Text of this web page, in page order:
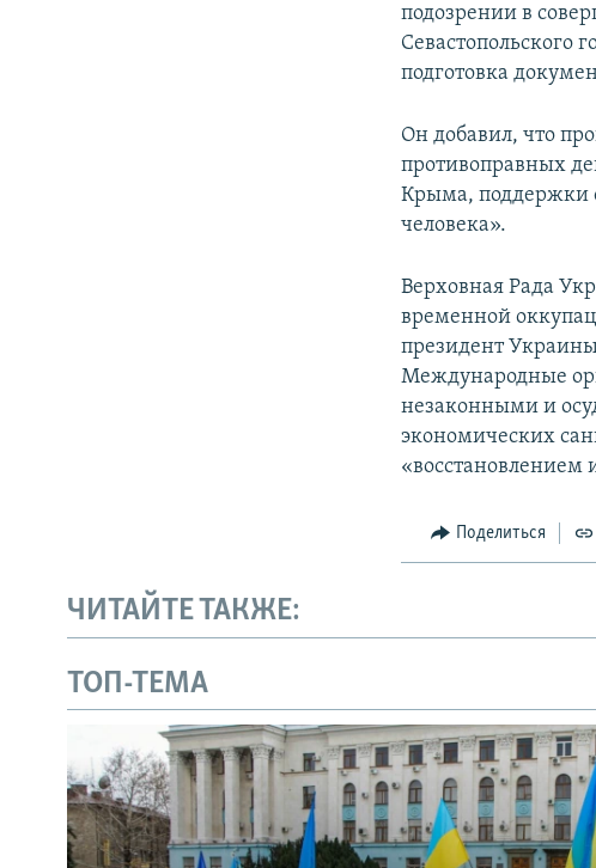
подозрении в
Севастопольского
подготовка
Он добавил, что
противоправных
Крыма, поддержки
человека».
Верховная Рада
временной
президент
Международные
незаконными и
экономических
«восстановлением
Поделиться
ЧИТАЙТЕ ТАКЖЕ:
ТОП-ТЕМА